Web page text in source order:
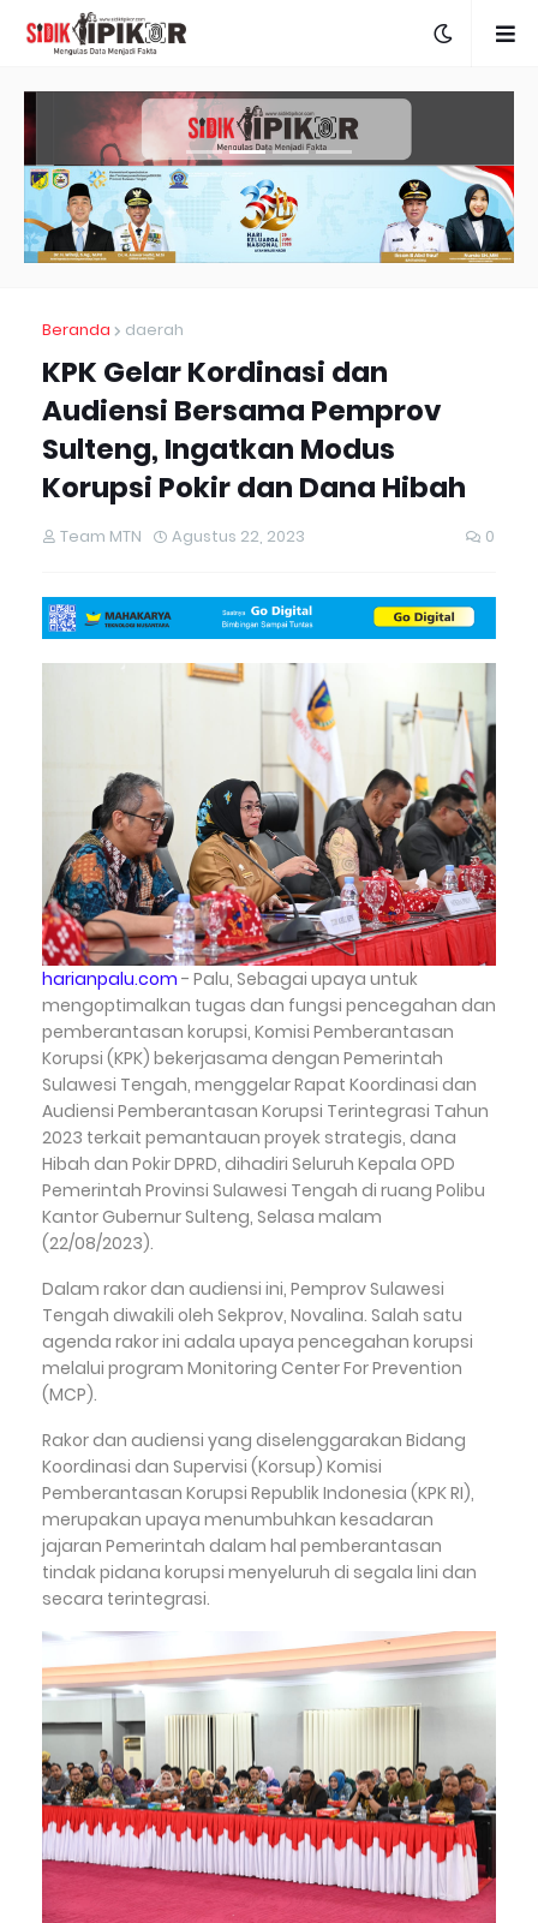
Beranda daerah
KPK Gelar Kordinasi dan
Audiensi Bersama Pemprov
Sulteng, Ingatkan Modus
Korupsi Pokir dan Dana Hibah
Team MTN Agustus 22, 2023 0
harianpalu.com - Palu, Sebagai upaya untuk
mengoptimalkan tugas dan fungsi pencegahan dan
pemberantasan korupsi, Komisi Pemberantasan
Korupsi (KPK) bekerjasama dengan Pemerintah
Sulawesi Tengah, menggelar Rapat Koordinasi dan
Audiensi Pemberantasan Korupsi Terintegrasi Tahun
2023 terkait pemantauan proyek strategis, dana
Hibah dan Pokir DPRD, dihadiri Seluruh Kepala OPD
Pemerintah Provinsi Sulawesi Tengah di ruang Polibu
Kantor Gubernur Sulteng, Selasa malam
(22/08/2023).
Dalam rakor dan audiensi ini, Pemprov Sulawesi
Tengah diwakili oleh Sekprov, Novalina. Salah satu
agenda rakor ini adala upaya pencegahan korupsi
melalui program Monitoring Center For Prevention
(MCP).
Rakor dan audiensi yang diselenggarakan Bidang
Koordinasi dan Supervisi (Korsup) Komisi
Pemberantasan Korupsi Republik Indonesia (KPK RI),
merupakan upaya menumbuhkan kesadaran
jajaran Pemerintah dalam hal pemberantasan
tindak pidana korupsi menyeluruh di segala lini dan
secara terintegrasi.